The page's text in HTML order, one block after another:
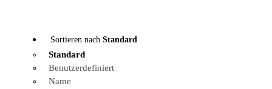
Sortieren nach Standard
Standard
Benutzerdefiniert
Name